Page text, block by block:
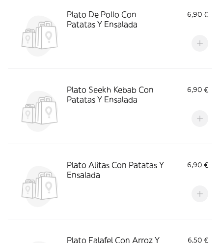
Plato De Pollo Con
Patatas Y Ensalada
6,90 €
Plato Seekh Kebab Con
Patatas Y Ensalada
6,90 €
Plato Alitas Con Patatas Y
Ensalada
6,90 €
Plato Falafel Con Arroz Y
6,50 €